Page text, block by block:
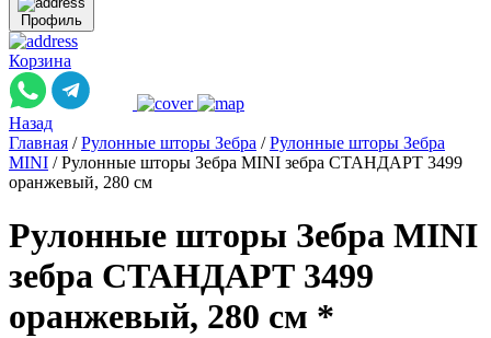
Профиль
Корзина
Назад
Главная / Рулонные шторы Зебра / Рулонные шторы Зебра
MINI / Рулонные шторы Зебра MINI зебра СТАНДАРТ 3499
оранжевый, 280 см
Рулонные шторы Зебра MINI
зебра СТАНДАРТ 3499
оранжевый, 280 см *